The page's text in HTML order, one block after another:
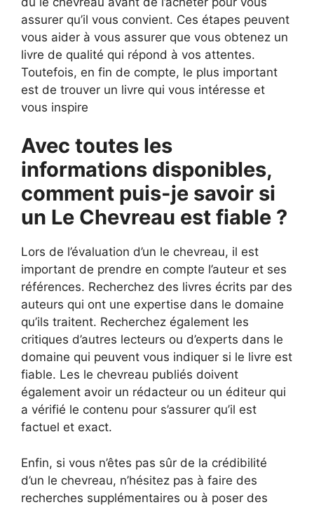
assurer qu’il vous convient. Ces étapes peuvent
vous aider à vous assurer que vous obtenez un
livre de qualité qui répond à vos attentes.
Toutefois, en fin de compte, le plus important
est de trouver un livre qui vous intéresse et
vous inspire
Avec toutes les
informations disponibles,
comment puis-je savoir si
un Le Chevreau est fiable ?
Lors de l’évaluation d’un le chevreau, il est
important de prendre en compte l’auteur et ses
références. Recherchez des livres écrits par des
auteurs qui ont une expertise dans le domaine
qu’ils traitent. Recherchez également les
critiques d’autres lecteurs ou d’experts dans le
domaine qui peuvent vous indiquer si le livre est
fiable. Les le chevreau publiés doivent
également avoir un rédacteur ou un éditeur qui
a vérifié le contenu pour s’assurer qu’il est
factuel et exact.
Enfin, si vous n’êtes pas sûr de la crédibilité
d’un le chevreau, n’hésitez pas à faire des
recherches supplémentaires ou à poser des